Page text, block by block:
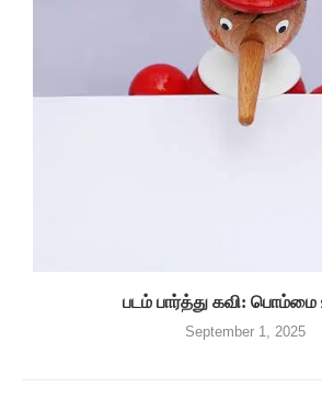
படம் பார்த்து கவி: பொம்மை
September 1, 2025